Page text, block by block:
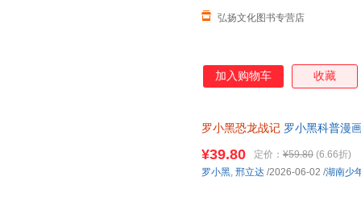
弘扬文化图书专营店
加入购物车 收藏
罗小黑恐龙战记 罗小黑科普漫
¥39.80 定价： ¥59.80 (6.66折)
罗小黑, 邢立达 /2026-06-02 /湖南少